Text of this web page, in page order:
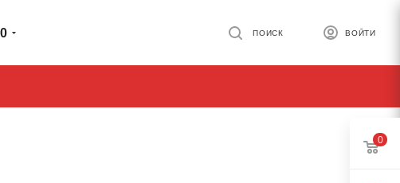
ВОЙТИ
ПОИСК
0